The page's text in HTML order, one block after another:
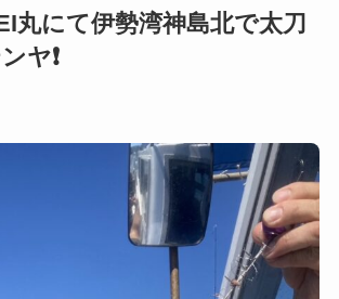
丸にて伊勢湾神島北で太刀
ヤ❗